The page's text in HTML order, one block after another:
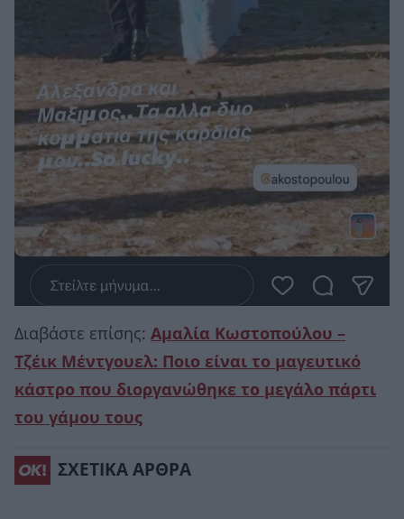
Διαβάστε επίσης: Αμαλία Κωστοπούλου –
Τζέικ Μέντγουελ: Ποιο είναι το μαγευτικό
κάστρο που διοργανώθηκε το μεγάλο πάρτι
του γάμου τους
ΣΧΕΤΙΚΑ ΑΡΘΡΑ